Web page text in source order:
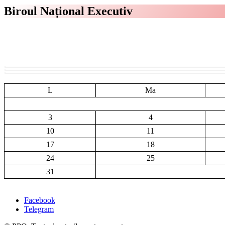
Biroul Național Executiv
L
Ma
3
4
10
11
17
18
24
25
31
Facebook
Telegram